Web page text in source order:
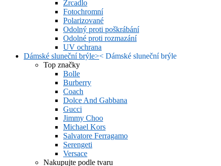
Zrcadlo
Fotochromní
Polarizované
Odolný proti poškrábání
Odolné proti rozmazání
UV ochrana
Dámské sluneční brýle>< Dámské sluneční brýle
Top značky
Bolle
Burberry
Coach
Dolce And Gabbana
Gucci
Jimmy Choo
Michael Kors
Salvatore Ferragamo
Serengeti
Versace
Nakupujte podle tvaru